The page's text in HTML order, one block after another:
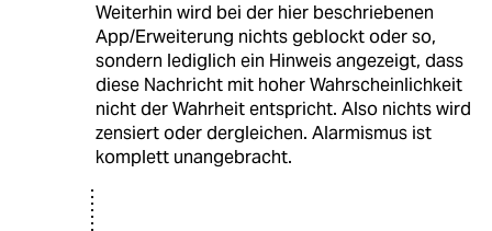
Weiterhin wird bei der hier beschriebenen
App/Erweiterung nichts geblockt oder so,
sondern lediglich ein Hinweis angezeigt, dass
diese Nachricht mit hoher Wahrscheinlichkeit
nicht der Wahrheit entspricht. Also nichts wird
zensiert oder dergleichen. Alarmismus ist
komplett unangebracht.